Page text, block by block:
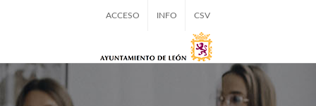
ACCESO INFO CSV